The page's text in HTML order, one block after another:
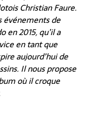
Christian Faure.
événements de
en 2015, qu’il a
en tant que
aujourd’hui de
Il nous propose
où il croque